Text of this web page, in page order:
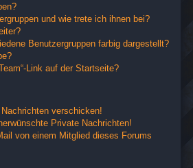
und wie trete ich ihnen bei?
Benutzergruppen farbig dargestellt?
Link auf der Startseite?
verschicken!
Private Nachrichten!
von einem Mitglied dieses Forums